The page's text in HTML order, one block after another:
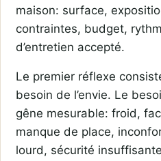
maison: surface,
contraintes, budget,
d’entretien accepté.
Le premier réflexe
besoin de l’envie. Le
gêne mesurable: froid,
manque de place,
lourd, sécurité